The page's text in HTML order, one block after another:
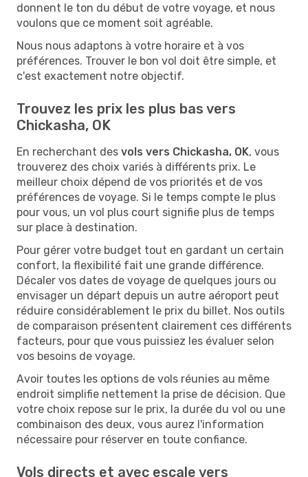
donnent le ton du début de votre voyage, et nous
voulons que ce moment soit agréable.
Nous nous adaptons à votre horaire et à vos
préférences. Trouver le bon vol doit être simple, et
c'est exactement notre objectif.
Trouvez les prix les plus bas vers
Chickasha, OK
En recherchant des vols vers Chickasha, OK, vous
trouverez des choix variés à différents prix. Le
meilleur choix dépend de vos priorités et de vos
préférences de voyage. Si le temps compte le plus
pour vous, un vol plus court signifie plus de temps
sur place à destination.
Pour gérer votre budget tout en gardant un certain
confort, la flexibilité fait une grande différence.
Décaler vos dates de voyage de quelques jours ou
envisager un départ depuis un autre aéroport peut
réduire considérablement le prix du billet. Nos outils
de comparaison présentent clairement ces différents
facteurs, pour que vous puissiez les évaluer selon
vos besoins de voyage.
Avoir toutes les options de vols réunies au même
endroit simplifie nettement la prise de décision. Que
votre choix repose sur le prix, la durée du vol ou une
combinaison des deux, vous aurez l'information
nécessaire pour réserver en toute confiance.
Vols directs et avec escale vers